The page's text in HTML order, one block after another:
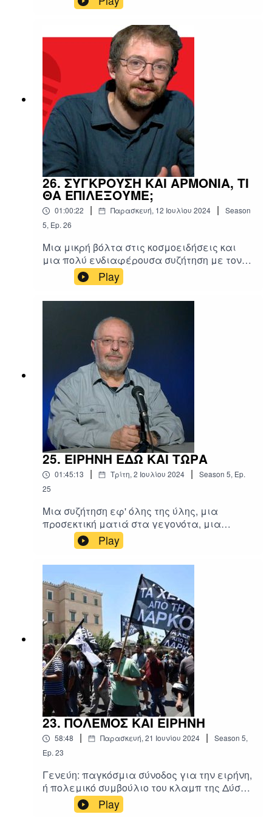
ΤΟΠΟΣ, που προσπαθούμε να το
διερευνήσουμε, διερευνώντας ταυτόχρονα
και την ίδια την Τεχνητή Νοημοσύνη, σε μια
ανοιχτή συζήτηση με το συγγραφέα, αλλά
και με τον πολιτικό αναλυτή Θέμη Τζήμα
26. ΣΥΓΚΡΟΥΣΗ ΚΑΙ ΑΡΜΟΝΙΑ, ΤΙ
ΘΑ ΕΠΙΛΕΞΟΥΜΕ;
01:00:22 | Παρασκευή, 12 Ιουλίου 2024 |
Season
5, Ep. 26
Μια μικρή βόλτα στις κοσμοειδήσεις και
μια πολύ ενδιαφέρουσα συζήτηση με τον
πολιτικό αναλυτή κ. Θέμη Τζήμα
Play
25. ΕΙΡΗΝΗ ΕΔΩ ΚΑΙ ΤΩΡΑ
01:45:13 | Τρίτη, 2 Ιουλίου 2024 | Season 5, Ep.
25
Μια συζήτηση εφ' όλης της ύλης, μια
προσεκτική ματιά στα γεγονότα, μια
ανάλυση της εγχώριας και της διεθνούς
κατάστασης και το πάντα επίκαιρο μήνυμα
του κ. Κώστα Ήσυχου, ο μόνος ελπιδοφόρος
αγώνας για ειρήνη, πιο επίκαιρος από
ποτέ
Play
23. ΠΟΛΕΜΟΣ ΚΑΙ ΕΙΡΗΝΗ
58:48 | Παρασκευή, 21 Ιουνίου 2024 | Season 5,
Ep. 23
Γενεύη: παγκόσμια σύνοδος για την ειρήνη,
ή πολεμικό συμβούλιο του κλαμπ της Δύσης;
Αργεντινή-Χιλή, τι κοινό έχουν η ακροδεξιά
και η κεντροαριστερά στο κλαμπ της
Play